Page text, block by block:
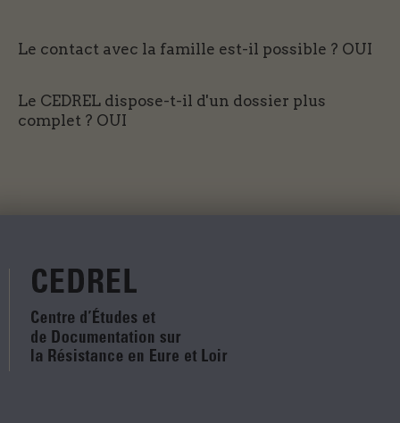
Le contact avec la famille est-il possible ? OUI
Le CEDREL dispose-t-il d'un dossier plus
complet ? OUI